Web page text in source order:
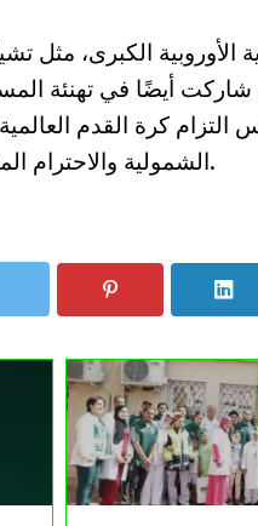
الأوروبية الكبرى، مثل
أيضًا في تهنئة
التزام كرة القدم
الشمولية والاحترام المتبادل.